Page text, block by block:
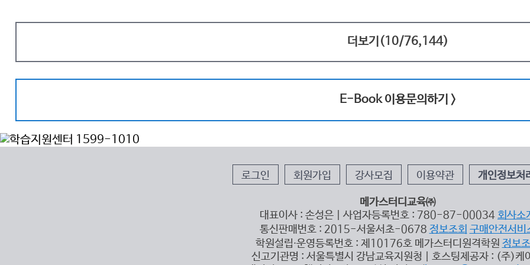
더보기(10/76,144)
E-Book 이용문의하기 >
로그인 회원가입 강사모집 이용약관 개인정보처
메가스터디교육㈜
대표이사 : 손성은 | 사업자등록번호 : 780-87-00034 회사소
통신판매번호 : 2015-서울서초-0678 정보조회 구매안전서비
학원설립∙운영등록번호 : 제10176호 메가스터디원격학원 정보
신고기관명 : 서울특별시 강남교육지원청 | 호스팅제공자 : (주)케